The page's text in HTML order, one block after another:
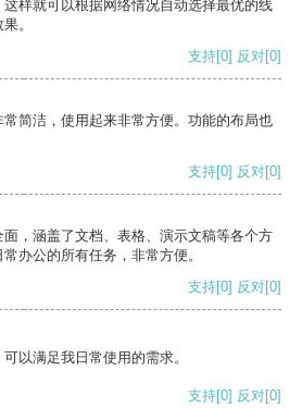
样就可以根据网络情况自动选择最优的线
。
支持[0] 反对[0]
简洁，使用起来非常方便。功能的布局也
支持[0] 反对[0]
，涵盖了文档、表格、演示文稿等各个方
办公的所有任务，非常方便。
支持[0] 反对[0]
以满足我日常使用的需求。
支持[0] 反对[0]